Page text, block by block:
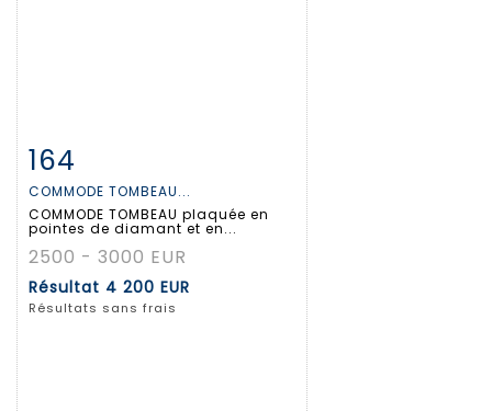
Fiche détaillée
164
COMMODE TOMBEAU...
COMMODE TOMBEAU plaquée en
pointes de diamant et en...
2500 - 3000 EUR
Résultat 4 200 EUR
Résultats sans frais